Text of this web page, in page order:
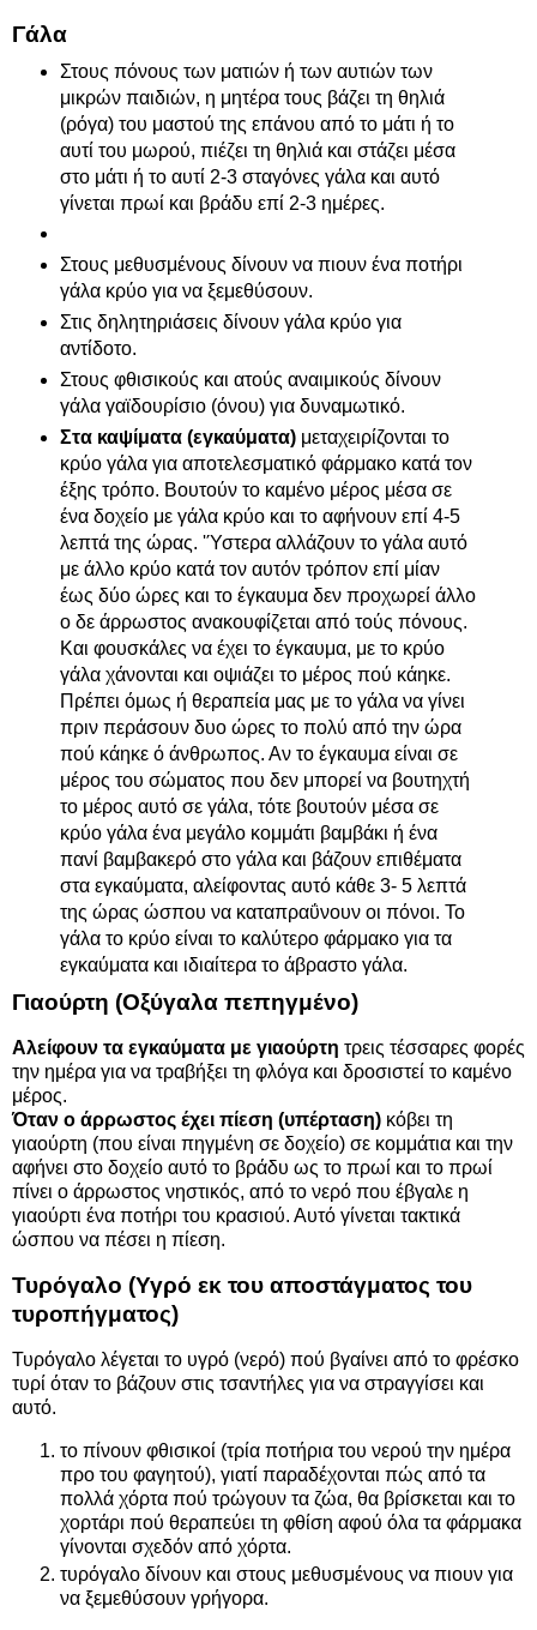
Γάλα
Στους πόνους των ματιών ή των αυτιών των
μικρών παιδιών, η μητέρα τους βάζει τη θηλιά
(ρόγα) του μαστού της επάνου από το μάτι ή το
αυτί του μωρού, πιέζει τη θηλιά και στάζει μέσα
στο μάτι ή το αυτί 2-3 σταγόνες γάλα και αυτό
γίνεται πρωί και βράδυ επί 2-3 ημέρες.
Στους μεθυσμένους δίνουν να πιουν ένα ποτήρι
γάλα κρύο για να ξεμεθύσουν.
Στις δηλητηριάσεις δίνουν γάλα κρύο για
αντίδοτο.
Στους φθισικούς και ατούς αναιμικούς δίνουν
γάλα γαϊδουρίσιο (όνου) για δυναμωτικό.
Στα καψίματα (εγκαύματα)μεταχειρίζονται το
κρύο γάλα για αποτελεσματικό φάρμακο κατά τον
έξης τρόπο. Βουτούν το καμένο μέρος μέσα σε
ένα δοχείο με γάλα κρύο και το αφήνουν επί 4-5
λεπτά της ώρας. 'Ύστερα αλλάζουν το γάλα αυτό
με άλλο κρύο κατά τον αυτόν τρόπον επί μίαν
έως δύο ώρες και το έγκαυμα δεν προχωρεί άλλο
ο δε άρρωστος ανακουφίζεται από τούς πόνους.
Και φουσκάλες να έχει το έγκαυμα, με το κρύο
γάλα χάνονται και οψιάζει το μέρος πού κάηκε.
Πρέπει όμως ή θεραπεία μας με το γάλα να γίνει
πριν περάσουν δυο ώρες το πολύ από την ώρα
πού κάηκε ό άνθρωπος. Αν το έγκαυμα είναι σε
μέρος του σώματος που δεν μπορεί να βουτηχτή
το μέρος αυτό σε γάλα, τότε βουτούν μέσα σε
κρύο γάλα ένα μεγάλο κομμάτι βαμβάκι ή ένα
πανί βαμβακερό στο γάλα και βάζουν επιθέματα
στα εγκαύματα, αλείφοντας αυτό κάθε 3- 5 λεπτά
της ώρας ώσπου να καταπραΰνουν οι πόνοι. Το
γάλα το κρύο είναι το καλύτερο φάρμακο για τα
εγκαύματα και ιδιαίτερα το άβραστο γάλα.
Γιαούρτη (Οξύγαλα πεπηγμένο)
Αλείφουν τα εγκαύματα με γιαούρτη τρεις τέσσαρες φορές
την ημέρα για να τραβήξει τη φλόγα και δροσιστεί το καμένο
μέρος.
Όταν ο άρρωστος έχει πίεση (υπέρταση) κόβει τη
γιαούρτη (που είναι πηγμένη σε δοχείο) σε κομμάτια και την
αφήνει στο δοχείο αυτό το βράδυ ως το πρωί και το πρωί
πίνει ο άρρωστος νηστικός, από το νερό που έβγαλε η
γιαούρτι ένα ποτήρι του κρασιού. Αυτό γίνεται τακτικά
ώσπου να πέσει η πίεση.
Τυρόγαλο (Υγρό εκ του αποστάγματος του
τυροπήγματος)
Τυρόγαλο λέγεται το υγρό (νερό) πού βγαίνει από το φρέσκο
τυρί όταν το βάζουν στις τσαντήλες για να στραγγίσει και
αυτό.
το πίνουν φθισικοί (τρία ποτήρια του νερού την ημέρα
προ του φαγητού), γιατί παραδέχονται πώς από τα
πολλά χόρτα πού τρώγουν τα ζώα, θα βρίσκεται και το
χορτάρι πού θεραπεύει τη φθίση αφού όλα τα φάρμακα
γίνονται σχεδόν από χόρτα.
τυρόγαλο δίνουν και στους μεθυσμένους να πιουν για
να ξεμεθύσουν γρήγορα.